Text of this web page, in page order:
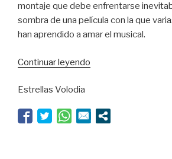
montaje que debe enfrentarse
sombra de una película con la que
han aprendido a amar el musical.
Continuar leyendo
Estrellas Volodia